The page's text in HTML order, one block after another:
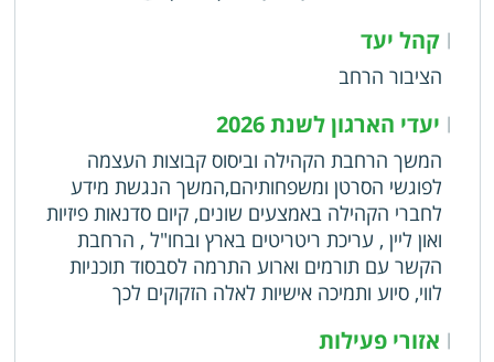
|קהל יעד
הציבור הרחב
| יעדי הארגון לשנת 2026
המשך הרחבת הקהילה וביסוס קבוצות העצמה
לפוגשי הסרטן ומשפחותיהם,המשך הנגשת מידע
לחברי הקהילה באמצעים שונים, קיום סדנאות פיזיות
ואון ליין , עריכת ריטריטים בארץ ובחו"ל , הרחבת
הקשר עם תורמים וארוע התרמה לסבסוד תוכניות
לווי, סיוע ותמיכה אישיות לאלה הזקוקים לכך
| אזורי פעילות